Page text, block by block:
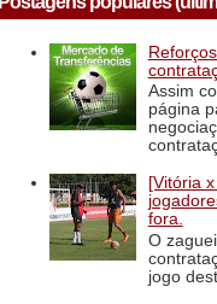
Assim
página
[Vitória
fora.
O
jogo